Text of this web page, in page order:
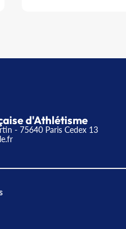
d'Athlétisme
- 75640 Paris Cedex 13